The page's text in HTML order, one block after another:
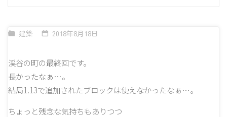
建築 2018年8月18日
渓谷の町の最終回です。
長かったなぁ…。
結局1.13で追加されたブロックは使えなかったなぁ…。
ちょっと残念な気持ちもありつつ